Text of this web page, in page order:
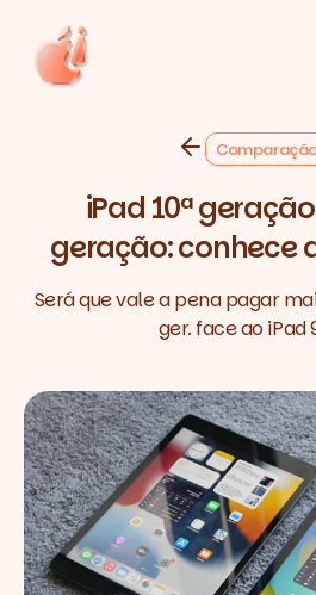
iPad 10ª
geração: conhece
Será que vale a pena pagar
ger. face ao iPad